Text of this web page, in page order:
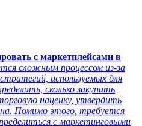
с маркетплейсами в
сложным процессом из-за
используемых для
сколько закупить
наценку, утвердить
Помимо этого, требуется
с маркетинговыми